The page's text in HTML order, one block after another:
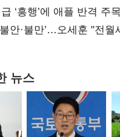
‘흥행’에 애플 반격 주
안·불만’…오세훈 "전월
뉴스